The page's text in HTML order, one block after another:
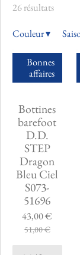
26 résultats
Couleur▾
Bonnes
affaires
Bottines
barefoot
D.D.
STEP
Dragon
Bleu Ciel
S073-
51696
43,00 €
51,00 €